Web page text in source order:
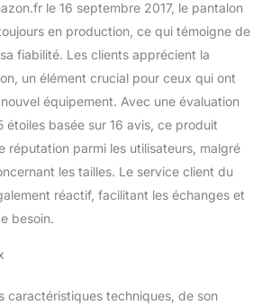
le 16 septembre 2017, le pantalon
en production, ce qui témoigne de
fiabilité. Les clients apprécient la
un élément crucial pour ceux qui ont
équipement. Avec une évaluation
étoiles basée sur 16 avis, ce produit
réputation parmi les utilisateurs, malgré
les tailles. Le service client du
réactif, facilitant les échanges et
besoin.
caractéristiques techniques, de son